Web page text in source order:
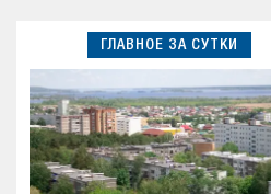
ГЛАВНОЕ ЗА СУТКИ